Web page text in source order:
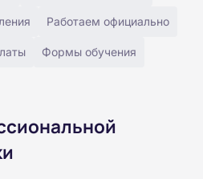
Работаем официально
Формы обучения